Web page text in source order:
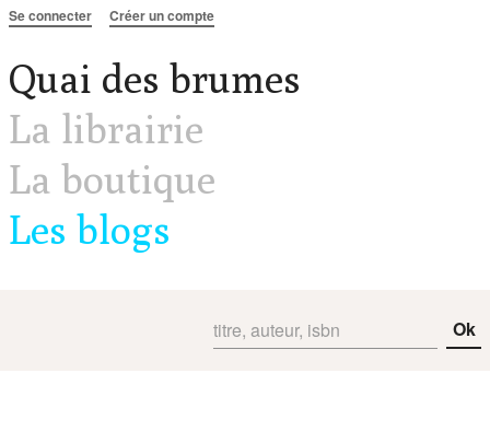
Aller au contenu
Se connecter Créer un compte
La librairie
La boutique
Les blogs
Quai des brumes
Ok